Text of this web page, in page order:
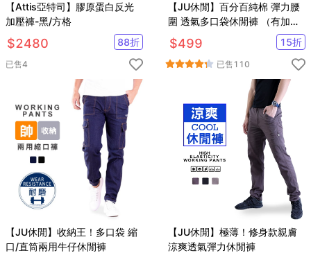
【Attis亞特司】膠原蛋白反光
加壓褲-黑/方格
$2480 88折
已售4
【JU休閒】百分百純棉 彈力腰
圍 透氣多口袋休閒褲 （有加大
尺碼）
$499 15折
已售 110
【JU休閒】收納王！多口袋 縮
口/直筒兩用牛仔休閒褲
【JU休閒】極薄！修身款親膚
涼爽透氣彈力休閒褲